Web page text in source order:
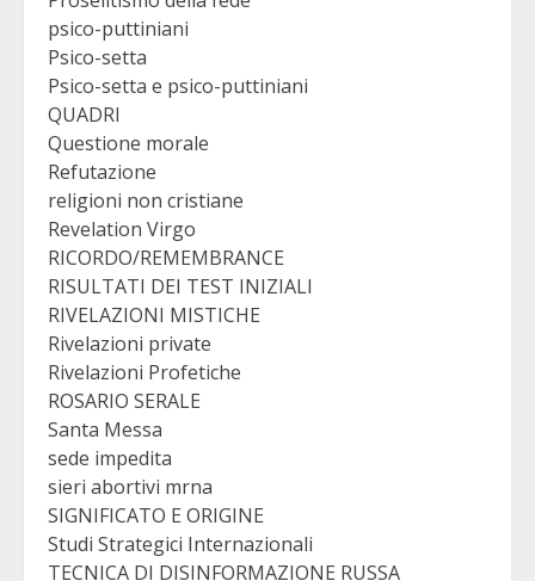
psico-puttiniani
Psico-setta
Psico-setta e psico-puttiniani
QUADRI
Questione morale
Refutazione
religioni non cristiane
Revelation Virgo
RICORDO/REMEMBRANCE
RISULTATI DEI TEST INIZIALI
RIVELAZIONI MISTICHE
Rivelazioni private
Rivelazioni Profetiche
ROSARIO SERALE
Santa Messa
sede impedita
sieri abortivi mrna
SIGNIFICATO E ORIGINE
Studi Strategici Internazionali
TECNICA DI DISINFORMAZIONE RUSSA